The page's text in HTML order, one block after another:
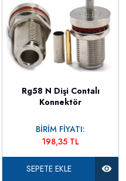
Rg58 N Dişi Contalı
Konnektör
BİRİM FİYATI:
198,35 TL
SEPETE EKLE